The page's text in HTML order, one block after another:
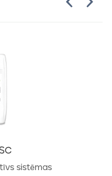
sistēmas